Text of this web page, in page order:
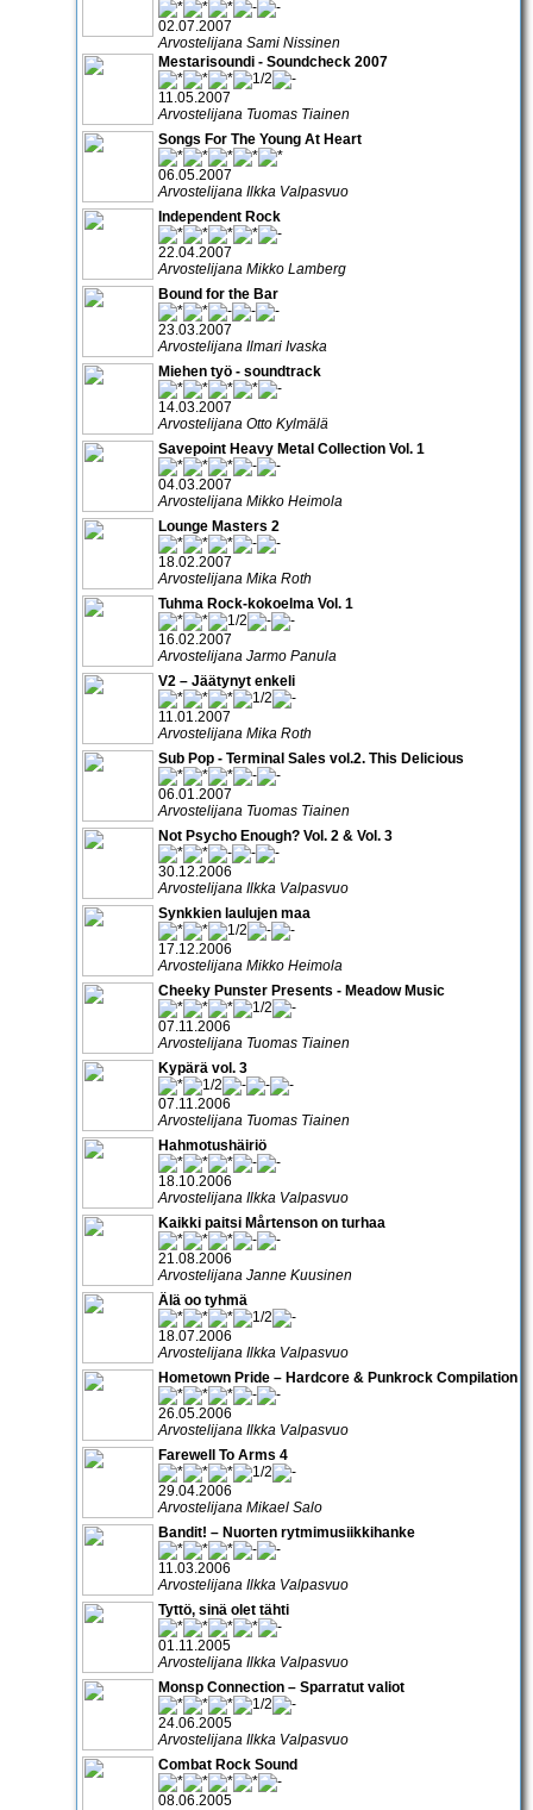
02.07.2007
Arvostelijana Sami Nissinen
Mestarisoundi - Soundcheck 2007
11.05.2007
Arvostelijana Tuomas Tiainen
Songs For The Young At Heart
06.05.2007
Arvostelijana Ilkka Valpasvuo
Independent Rock
22.04.2007
Arvostelijana Mikko Lamberg
Bound for the Bar
23.03.2007
Arvostelijana Ilmari Ivaska
Miehen työ - soundtrack
14.03.2007
Arvostelijana Otto Kylmälä
Savepoint Heavy Metal Collection Vol. 1
04.03.2007
Arvostelijana Mikko Heimola
Lounge Masters 2
18.02.2007
Arvostelijana Mika Roth
Tuhma Rock-kokoelma Vol. 1
16.02.2007
Arvostelijana Jarmo Panula
V2 – Jäätynyt enkeli
11.01.2007
Arvostelijana Mika Roth
Sub Pop - Terminal Sales vol.2. This Delicious
06.01.2007
Arvostelijana Tuomas Tiainen
Not Psycho Enough? Vol. 2 & Vol. 3
30.12.2006
Arvostelijana Ilkka Valpasvuo
Synkkien laulujen maa
17.12.2006
Arvostelijana Mikko Heimola
Cheeky Punster Presents - Meadow Music
07.11.2006
Arvostelijana Tuomas Tiainen
Kypärä vol. 3
07.11.2006
Arvostelijana Tuomas Tiainen
Hahmotushäiriö
18.10.2006
Arvostelijana Ilkka Valpasvuo
Kaikki paitsi Mårtenson on turhaa
21.08.2006
Arvostelijana Janne Kuusinen
Älä oo tyhmä
18.07.2006
Arvostelijana Ilkka Valpasvuo
Hometown Pride – Hardcore & Punkrock Compilation
26.05.2006
Arvostelijana Ilkka Valpasvuo
Farewell To Arms 4
29.04.2006
Arvostelijana Mikael Salo
Bandit! – Nuorten rytmimusiikkihanke
11.03.2006
Arvostelijana Ilkka Valpasvuo
Tyttö, sinä olet tähti
01.11.2005
Arvostelijana Ilkka Valpasvuo
Monsp Connection – Sparratut valiot
24.06.2005
Arvostelijana Ilkka Valpasvuo
Combat Rock Sound
08.06.2005